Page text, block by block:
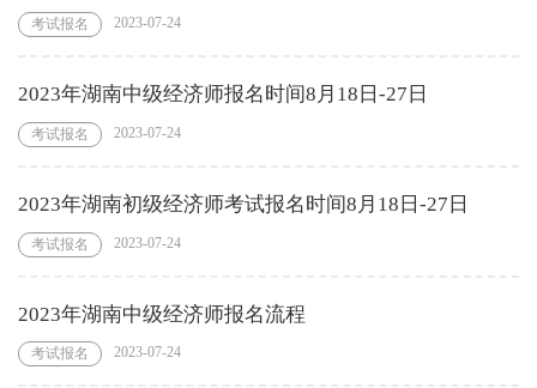
考试报名 2023-07-24
2023年湖南中级经济师报名时间8月18日-27日
考试报名 2023-07-24
2023年湖南初级经济师考试报名时间8月18日-27日
考试报名 2023-07-24
2023年湖南中级经济师报名流程
考试报名 2023-07-24